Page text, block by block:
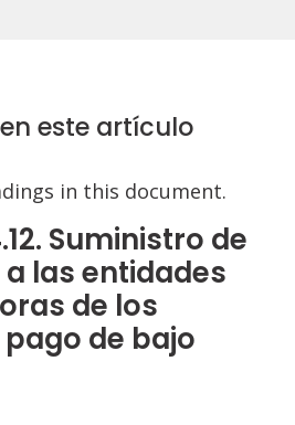
este artículo
in this document.
Suministro de
las entidades
de los
de bajo